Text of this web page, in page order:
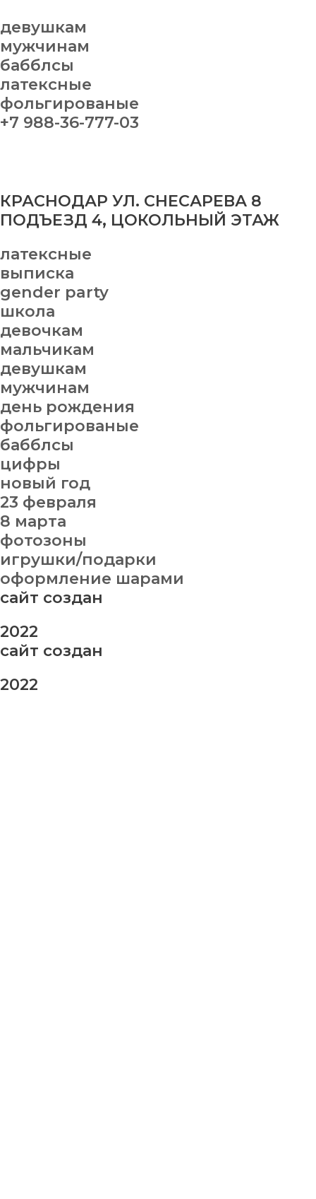
девушкам
мужчинам
бабблсы
латексные
фольгированые
+7 988-36-777-03
КРАСНОДАР УЛ. СНЕСАРЕВА 8
ПОДЪЕЗД 4, ЦОКОЛЬНЫЙ ЭТАЖ
латексные
выписка
gender party
школа
девочкам
мальчикам
девушкам
мужчинам
день рождения
фольгированые
бабблсы
цифры
новый год
23 февраля
8 марта
фотозоны
игрушки/подарки
оформление шарами
сайт создан
2022
сайт создан
2022